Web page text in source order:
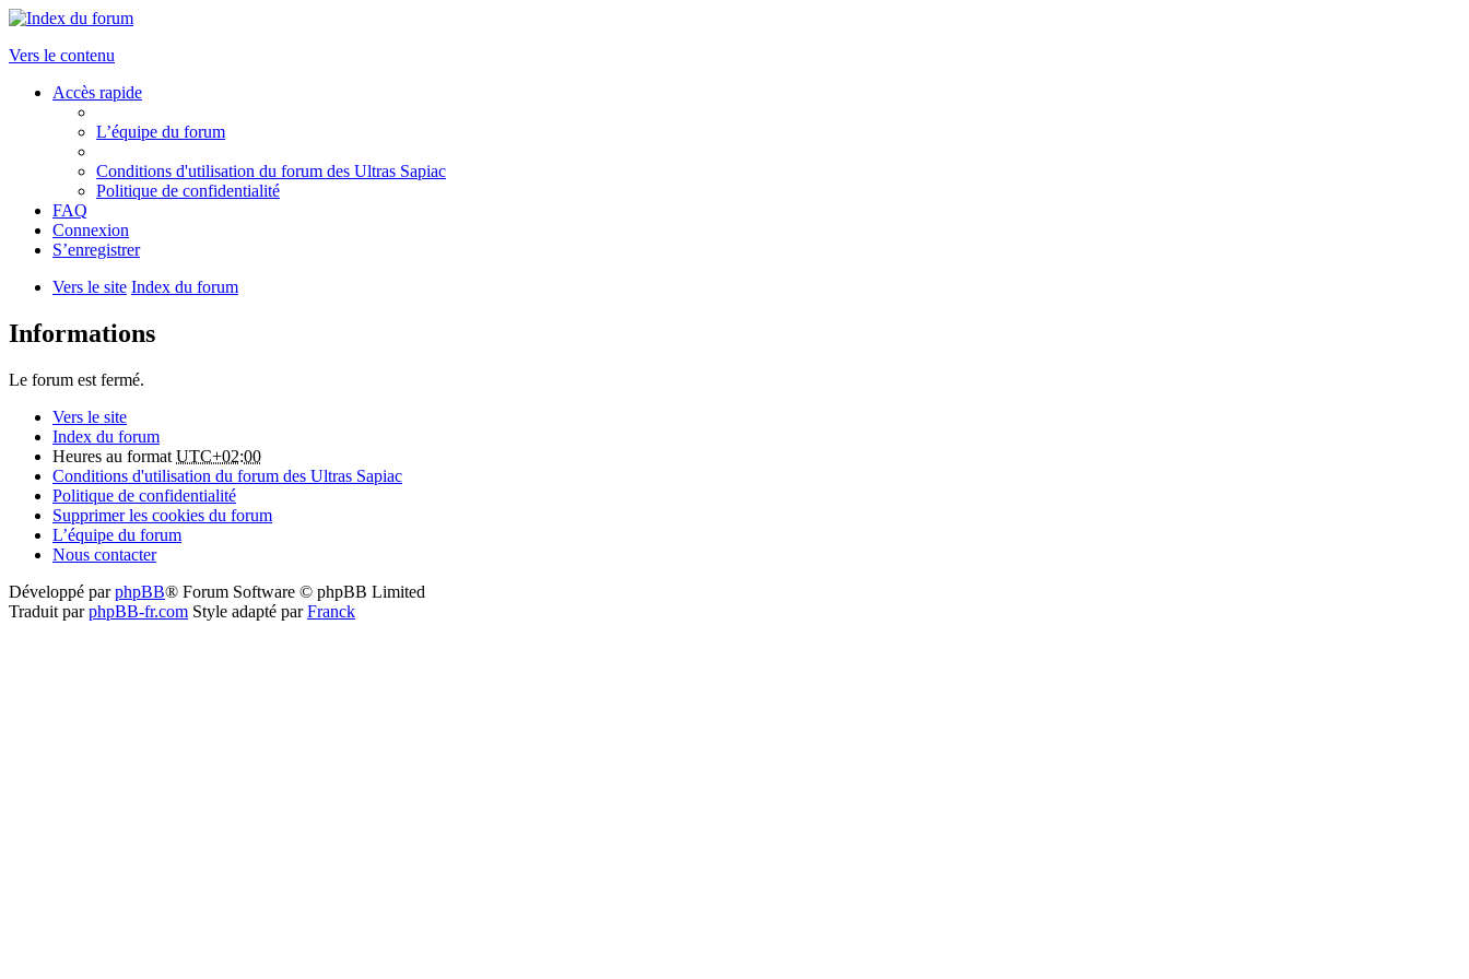
Vers le contenu
Accès rapide
L’équipe du forum
Conditions d'utilisation du forum des Ultras Sapiac
Politique de confidentialité
FAQ
Connexion
S’enregistrer
Vers le site Index du forum
Informations
Le forum est fermé.
Vers le site
Index du forum
Heures au format UTC+02:00
Conditions d'utilisation du forum des Ultras Sapiac
Politique de confidentialité
Supprimer les cookies du forum
L’équipe du forum
Nous contacter
Développé parphpBB® Forum Software © phpBB Limited
Traduit parphpBB-fr.com Style adapté parFranck